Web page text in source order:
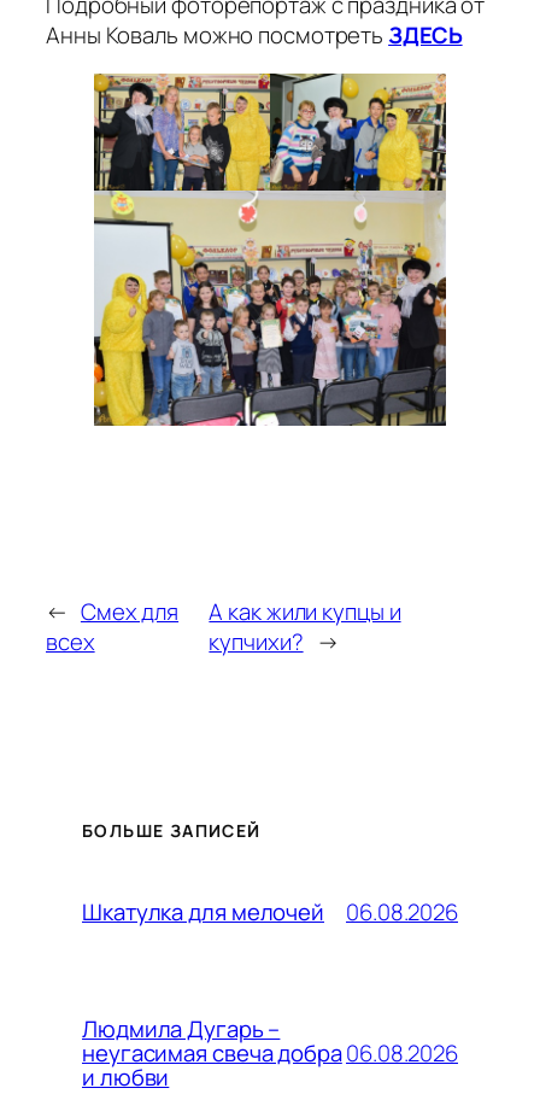
Анны Коваль можно посмотретьЗДЕСЬ
← Смех для
всех
А как жили купцы и
купчихи? →
БОЛЬШЕ ЗАПИСЕЙ
Шкатулка для мелочей 06.08.2026
Людмила Дугарь –
неугасимая свеча добра
и любви
06.08.2026